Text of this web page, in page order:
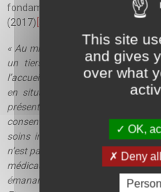
fondamentaux des mineurs en
(2017)
« Au mineur donc,
un tiers – ses parents, voire le
l’accueille – sans qu’il bénéficie
en situation comparable : il
présente des troubles
consentement ; il n’est pas
soins immédiats assortis d’une
n’est pas exigé que la demande
médicaux circonstanciés datant
émanant d’un médecin n’exerçant
This site
and gives
over what
OK,
Deny